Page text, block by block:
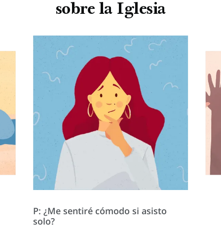
sobre la Iglesia
P: ¿Me sentiré cómodo si asisto
solo?